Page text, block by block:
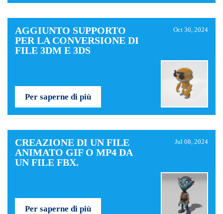
AGGIUNTO SUPPORTO
PER LA CONVERSIONE DI
FILE 3DM E 3DS
Oct 30, 2024
Per saperne di più
CREAZIONE DI UN FILE
ANIMATO GIF O MP4 DA
UN FILE FBX.
Jul 08, 2024
Per saperne di più